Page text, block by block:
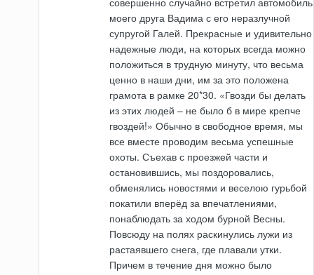
моего друга Вадима с его неразлучной
супругой Галей. Прекрасные и удивительно
надежные люди, на которых всегда можно
положиться в трудную минуту, что весьма
ценно в наши дни, им за это положена
грамота в рамке 20*30. «Гвозди бы делать
из этих людей – не было б в мире крепче
гвоздей!» Обычно в свободное время, мы
все вместе проводим весьма успешные
охоты. Съехав с проезжей части и
остановившись, мы поздоровались,
обменялись новостями и веселою гурьбой
покатили вперёд за впечатлениями,
понаблюдать за ходом бурной Весны.
Повсюду на полях раскинулись лужи из
растаявшего снега, где плавали утки.
Причем в течение дня можно было